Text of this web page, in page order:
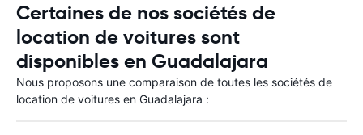
Certaines de nos sociétés de
location de voitures sont
disponibles en Guadalajara
Nous proposons une comparaison de toutes les sociétés de
location de voitures en Guadalajara :